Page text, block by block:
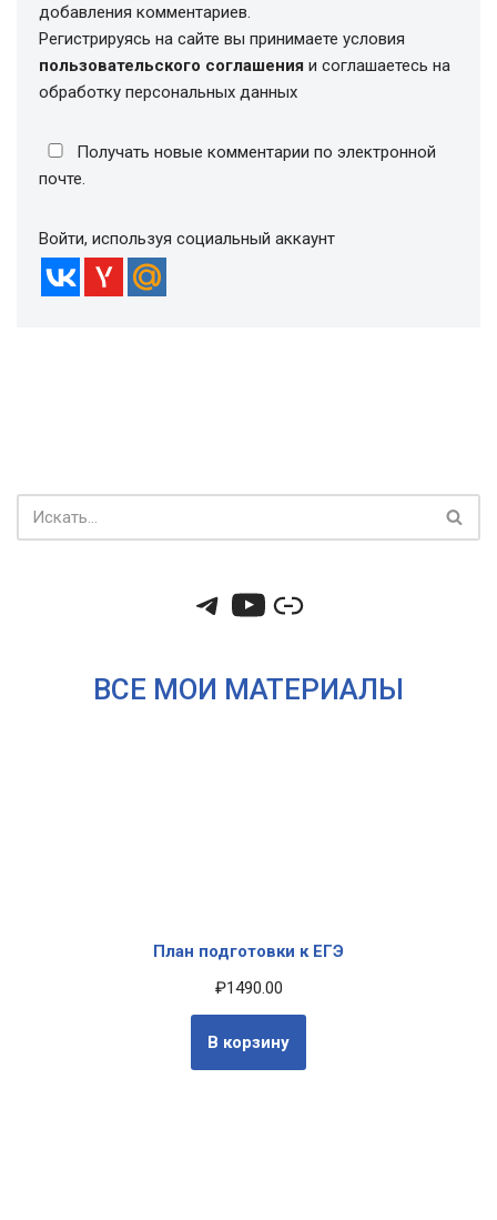
добавления комментариев.
Регистрируясь на сайте вы принимаете условия
пользовательского соглашения и соглашаетесь на
обработку персональных данных
Получать новые комментарии по электронной
почте.
Войти, используя социальный аккаунт
ВСЕ МОИ МАТЕРИАЛЫ
План подготовки к ЕГЭ
₽1490.00
В корзину